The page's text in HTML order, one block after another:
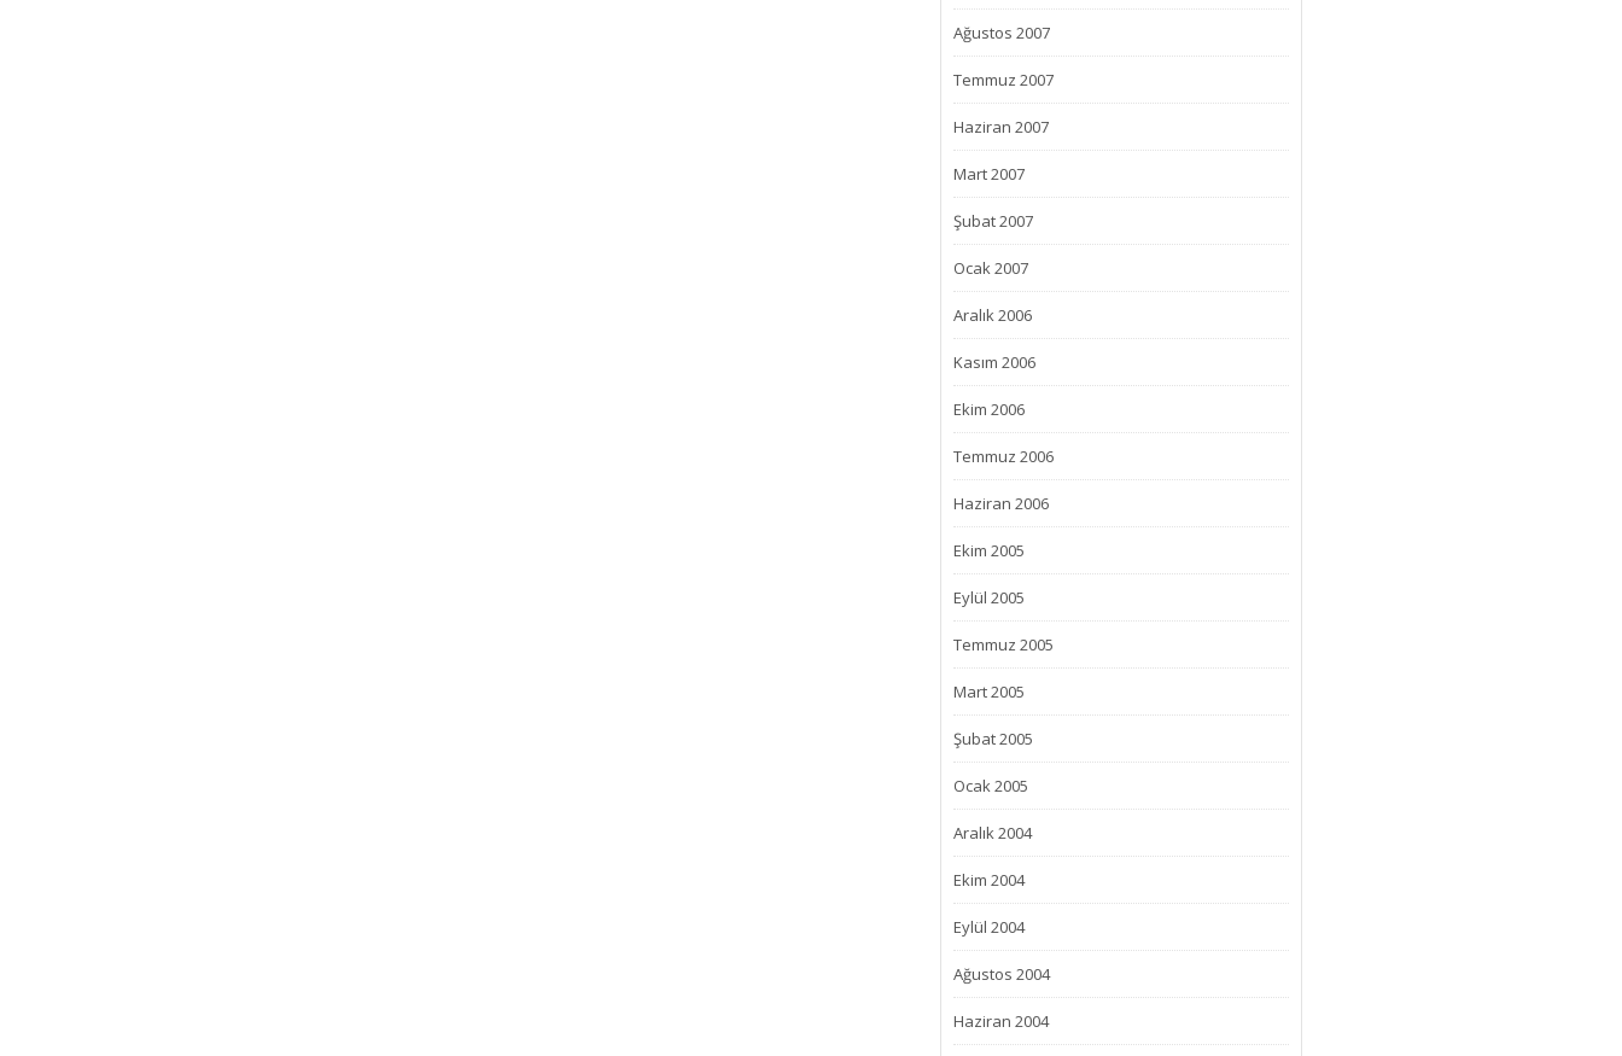
Ağustos 2007
Temmuz 2007
Haziran 2007
Mart 2007
Şubat 2007
Ocak 2007
Aralık 2006
Kasım 2006
Ekim 2006
Temmuz 2006
Haziran 2006
Ekim 2005
Eylül 2005
Temmuz 2005
Mart 2005
Şubat 2005
Ocak 2005
Aralık 2004
Ekim 2004
Eylül 2004
Ağustos 2004
Haziran 2004